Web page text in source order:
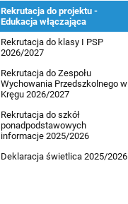
Rekrutacja
Rekrutacja do projektu -
Edukacja włączająca
Rekrutacja do klasy I PSP
2026/2027
Rekrutacja do Zespołu
Wychowania Przedszkolnego w
Kręgu 2026/2027
Rekrutacja do szkół
ponadpodstawowych
informacje 2025/2026
Deklaracja świetlica 2025/2026